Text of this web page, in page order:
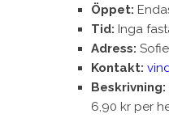
Öppet:
Tid: Inga
Adress:
Kontakt:
Beskrivning:
6,90 kr per